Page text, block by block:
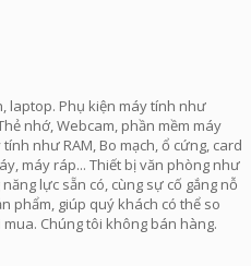
laptop. Phụ kiện máy tính như
nhớ, Webcam, phần mềm máy
như RAM, Bo mạch, ổ cứng, card
máy ráp... Thiết bị văn phòng như
lực sẵn có, cùng sự cố gắng nỗ
phẩm, giúp quý khách có thể so
Chúng tôi không bán hàng.